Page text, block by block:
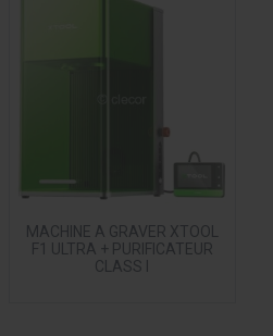
MACHINE A GRAVER XTOOL
F1 ULTRA + PURIFICATEUR
CLASS I